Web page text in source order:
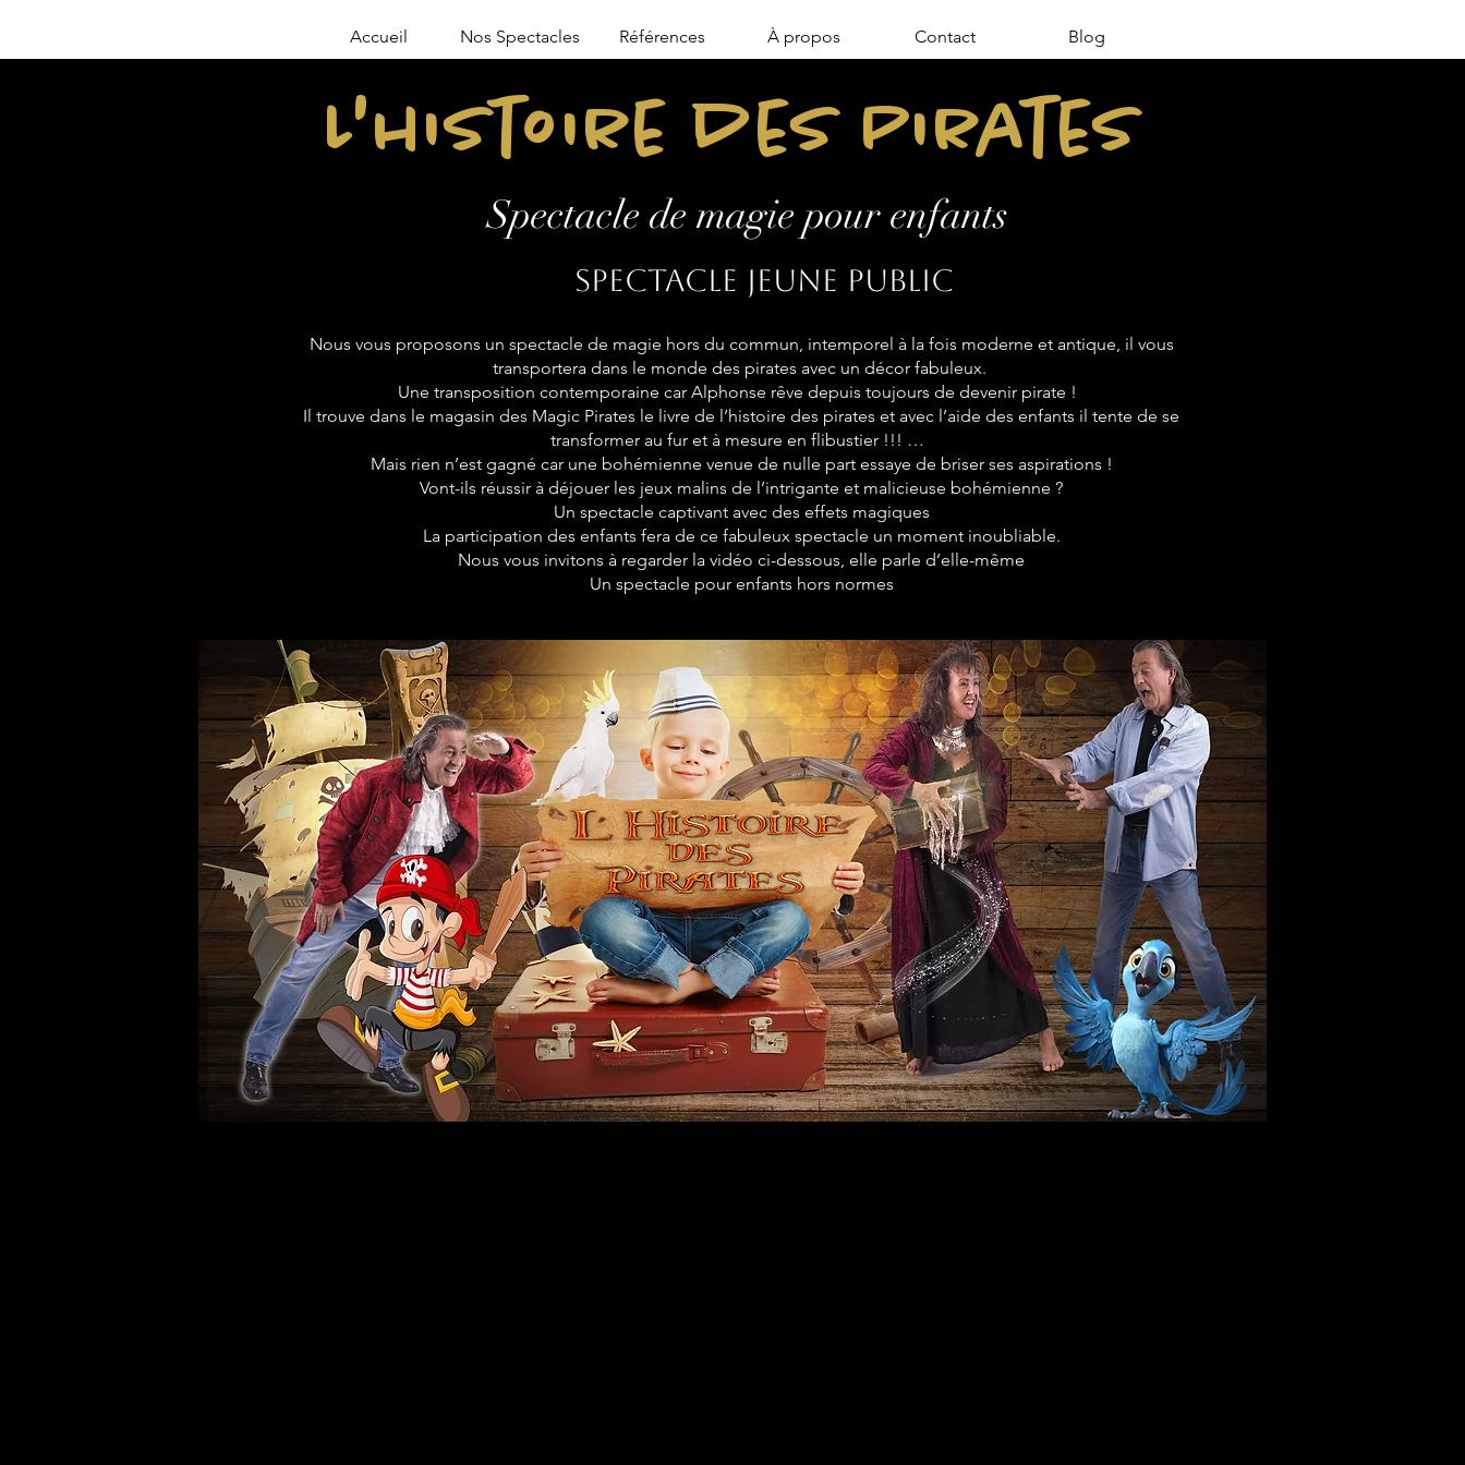
Accueil Nos Spectacles Références À propos Contact Blog
L'histoire des Pirates
Spectacle de magie pour enfants
Spectacle jeune public
Nous vous proposons un spectacle de magie hors du commun, intemporel à la fois moderne et antique, il vous
transportera dans le monde des pirates avec un décor fabuleux.
Une transposition contemporaine car Alphonse rêve depuis toujours de devenir pirate !
Il trouve dans le magasin des Magic Pirates le livre de l’histoire des pirates et avec l’aide des enfants il tente de se
transformer au fur et à mesure en flibustier !!! …
Mais rien n’est gagné car une bohémienne venue de nulle part essaye de briser ses aspirations !
Vont-ils réussir à déjouer les jeux malins de l’intrigante et malicieuse bohémienne ?
Un spectacle captivant avec des effets magiques
La participation des enfants fera de ce fabuleux spectacle un moment inoubliable.
Nous vous invitons à regarder la vidéo ci-dessous, elle parle d’elle-même
Un spectacle pour enfants hors normes